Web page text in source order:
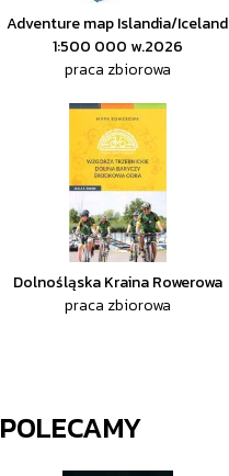
Adventure map Islandia/Iceland
1:500 000 w.2026
praca zbiorowa
Dolnośląska Kraina Rowerowa
praca zbiorowa
POLECAMY